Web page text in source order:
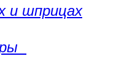
и шприцах